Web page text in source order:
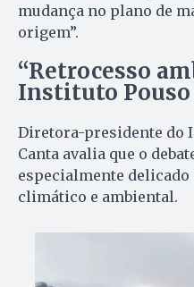
mudança no plano de
origem”.
“Retrocesso
Instituto
Diretora-presidente do
Canta avalia que o
especialmente delicado
climático e ambiental.